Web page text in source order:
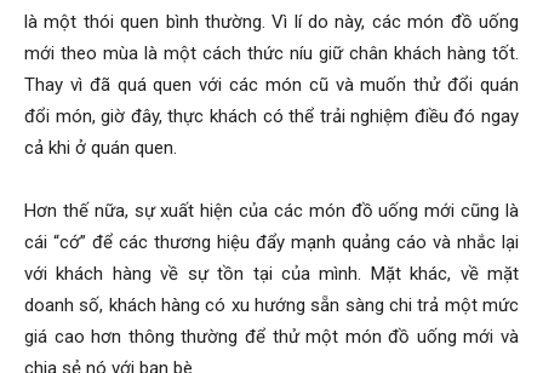
là một thói quen bình thường. Vì lí do này, các món đồ uống
mới theo mùa là một cách thức níu giữ chân khách hàng tốt.
Thay vì đã quá quen với các món cũ và muốn thử đổi quán
đổi món, giờ đây, thực khách có thể trải nghiệm điều đó ngay
cả khi ở quán quen.
Hơn thế nữa, sự xuất hiện của các món đồ uống mới cũng là
cái “cớ” để các thương hiệu đẩy mạnh quảng cáo và nhắc lại
với khách hàng về sự tồn tại của mình. Mặt khác, về mặt
doanh số, khách hàng có xu hướng sẵn sàng chi trả một mức
giá cao hơn thông thường để thử một món đồ uống mới và
chia sẻ nó với bạn bè.